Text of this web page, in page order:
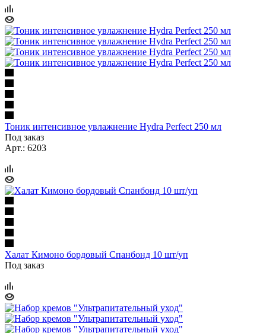
Тоник интенсивное увлажнение Hydra Perfect 250 мл
Под заказ
Арт.: 6203
Халат Кимоно бордовый Спанбонд 10 шт/уп
Под заказ